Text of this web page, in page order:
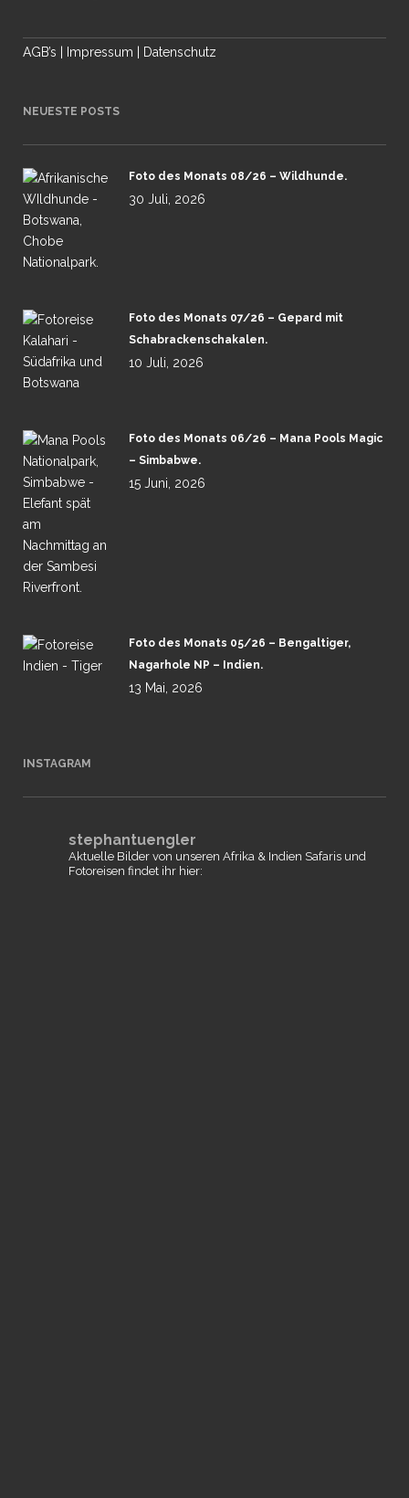
AGB’s Impressum Datenschutz
NEUESTE POSTS
Foto des Monats 08/26 – Wildhunde.
30 Juli, 2026
Foto des Monats 07/26 – Gepard mit
Schabrackenschakalen.
10 Juli, 2026
Foto des Monats 06/26 – Mana Pools Magic
– Simbabwe.
15 Juni, 2026
Foto des Monats 05/26 – Bengaltiger,
Nagarhole NP – Indien.
13 Mai, 2026
INSTAGRAM
stephantuengler
Aktuelle Bilder von unseren Afrika & Indien Safaris und
Fotoreisen findet ihr hier: